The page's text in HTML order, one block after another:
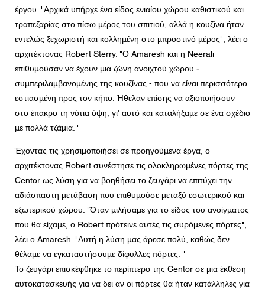
έργου. "Αρχικά υπήρχε ένα είδος ενιαίου χώρου καθιστικού και
τραπεζαρίας στο πίσω μέρος του σπιτιού, αλλά η κουζίνα ήταν
εντελώς ξεχωριστή και κολλημένη στο μπροστινό μέρος", λέει ο
αρχιτέκτονας Robert Sterry. "Ο Amaresh και η Neerali
επιθυμούσαν να έχουν μια ζώνη ανοιχτού χώρου -
συμπεριλαμβανομένης της κουζίνας - που να είναι περισσότερο
εστιασμένη προς τον κήπο. Ήθελαν επίσης να αξιοποιήσουν
στο έπακρο τη νότια όψη, γι' αυτό και καταλήξαμε σε ένα σχέδιο
με πολλά τζάμια. "
Έχοντας τις χρησιμοποιήσει σε προηγούμενα έργα, ο
αρχιτέκτονας Robert συνέστησε τις ολοκληρωμένες πόρτες της
Centor ως λύση για να βοηθήσει το ζευγάρι να επιτύχει την
αδιάσπαστη μετάβαση που επιθυμούσε μεταξύ εσωτερικού και
εξωτερικού χώρου. "Όταν μιλήσαμε για το είδος του ανοίγματος
που θα είχαμε, ο Robert πρότεινε αυτές τις συρόμενες πόρτες",
λέει ο Amaresh. "Αυτή η λύση μας άρεσε πολύ, καθώς δεν
θέλαμε να εγκαταστήσουμε δίφυλλες πόρτες. "
Το ζευγάρι επισκέφθηκε το περίπτερο της Centor σε μια έκθεση
αυτοκατασκευής για να δει αν οι πόρτες θα ήταν κατάλληλες για